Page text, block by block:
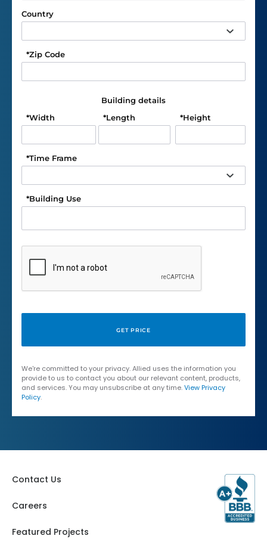
Country
Zip Code
*
Building details
Width
* Length
* Height
*
Time Frame
*
Building Use
*
We're committed to your privacy. Allied uses the information you
provide to us to contact you about our relevant content, products,
and services. You may unsubscribe at any time.View Privacy
Policy.
Contact Us
Careers
Featured Projects